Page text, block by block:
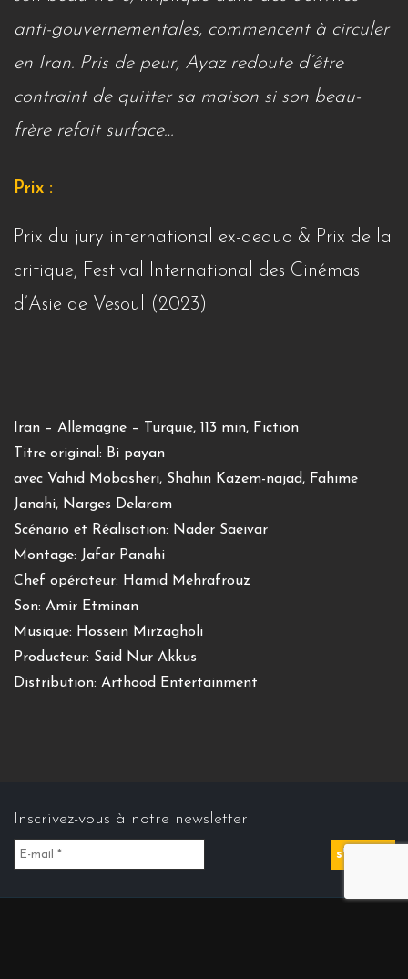
anti-gouvernementales, commencent à circuler
en Iran. Pris de peur, Ayaz redoute d’être
contraint de quitter sa maison si son beau-
frère refait surface…
Prix :
Prix du jury international ex-aequo & Prix de la
critique, Festival International des Cinémas
d’Asie de Vesoul (2023)
Iran – Allemagne – Turquie, 113 min, Fiction
Titre original: Bi payan
avec Vahid Mobasheri, Shahin Kazem-najad, Fahime
Janahi, Narges Delaram
Scénario et Réalisation: Nader Saeivar
Montage: Jafar Panahi
Chef opérateur: Hamid Mehrafrouz
Son: Amir Etminan
Musique: Hossein Mirzagholi
Producteur: Said Nur Akkus
Distribution: Arthood Entertainment
Inscrivez-vous à notre newsletter